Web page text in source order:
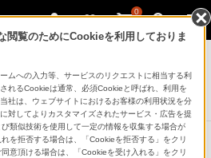
0
レーヤー ウォークマン
タイプ]
閲覧のためにCookieを利用しておりま
ムへの入力等、サービスのリクエストに相当する利
れるCookieは通常、必須Cookieと呼ばれ、利用を
社は、ウェブサイトにおけるお客様の利用状況を分
対してよりカスタマイズされたサービス・広告を提
類似技術を使用して一定の情報を収集する場合が
を拒否する場合は、「Cookieを拒否する」をクリ
意頂ける場合は、「Cookieを受け入れる」をクリ